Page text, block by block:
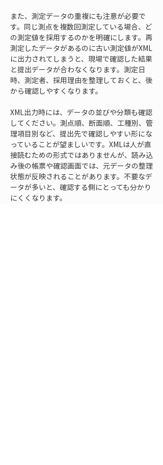
また、測定データの重複にも注意が必要で
す。同じ測点を複数回測定している場合、ど
の測定値を採用するのかを明確にします。再
測定したデータがあるのに古い測定値がXML
に出力されてしまうと、現場で確認した結果
と提出データが合わなくなります。測定日
時、測定者、採用理由を整理しておくと、後
から確認しやすくなります。
XML出力時には、データの並びや分類も確認
してください。測点順、断面順、工種別、管
理項目別など、提出先で確認しやすい形にな
っていることが望ましいです。XMLは人が直
接読むための形式ではありませんが、読み込
み後の帳票や確認画面では、元データの整理
状態が反映されることがあります。不要なデ
ータが多いと、確認する側にとっても分かり
にくくなります。